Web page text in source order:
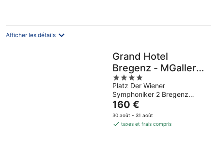
par
Afficher les détails
Grand Hotel
Bregenz - MGallery
Collection
4
out
of
5
Platz Der Wiener
Symphoniker 2 Bregenz
Vorarlberg
Le
prix
est
160 €
30 août - 31 août
taxes et frais compris